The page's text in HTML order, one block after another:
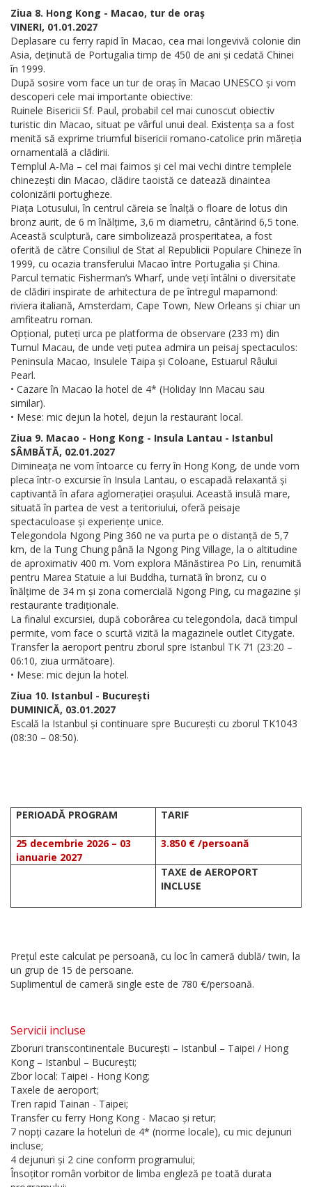
Ziua 8. Hong Kong - Macao, tur de oraș
VINERI, 01.01.2027
Deplasare cu ferry rapid în Macao, cea mai longevivă colonie din
Asia, deținută de Portugalia timp de 450 de ani și cedată Chinei
în 1999.
După sosire vom face un tur de oraș în Macao UNESCO și vom
descoperi cele mai importante obiective:
Ruinele Bisericii Sf. Paul, probabil cel mai cunoscut obiectiv
turistic din Macao, situat pe vârful unui deal. Existența sa a fost
menită să exprime triumful bisericii romano-catolice prin măreția
ornamentală a clădirii.
Templul A-Ma – cel mai faimos și cel mai vechi dintre templele
chinezești din Macao, clădire taoistă ce datează dinaintea
colonizării portugheze.
Piața Lotusului, în centrul căreia se înalță o floare de lotus din
bronz aurit, de 6 m înălțime, 3,6 m diametru, cântărind 6,5 tone.
Această sculptură, care simbolizează prosperitatea, a fost
oferită de către Consiliul de Stat al Republicii Populare Chineze în
1999, cu ocazia transferului Macao între Portugalia și China.
Parcul tematic Fisherman’s Wharf, unde veți întâlni o diversitate
de clădiri inspirate de arhitectura de pe întregul mapamond:
riviera italiană, Amsterdam, Cape Town, New Orleans și chiar un
amfiteatru roman.
Opțional, puteți urca pe platforma de observare (233 m) din
Turnul Macau, de unde veți putea admira un peisaj spectaculos:
Peninsula Macao, Insulele Taipa și Coloane, Estuarul Râului
Pearl.
• Cazare în Macao la hotel de 4* (Holiday Inn Macau sau
similar).
• Mese: mic dejun la hotel, dejun la restaurant local.
Ziua 9. Macao - Hong Kong - Insula Lantau - Istanbul
SÂMBĂTĂ, 02.01.2027
Dimineața ne vom întoarce cu ferry în Hong Kong, de unde vom
pleca într-o excursie în Insula Lantau, o escapadă relaxantă și
captivantă în afara aglomerației orașului. Această insulă mare,
situată în partea de vest a teritoriului, oferă peisaje
spectaculoase și experiențe unice.
Telegondola Ngong Ping 360 ne va purta pe o distanță de 5,7
km, de la Tung Chung până la Ngong Ping Village, la o altitudine
de aproximativ 400 m. Vom explora Mănăstirea Po Lin, renumită
pentru Marea Statuie a lui Buddha, turnată în bronz, cu o
înălțime de 34 m și zona comercială Ngong Ping, cu magazine și
restaurante tradiționale.
La finalul excursiei, după coborârea cu telegondola, dacă timpul
permite, vom face o scurtă vizită la magazinele outlet Citygate.
Transfer la aeroport pentru zborul spre Istanbul TK 71 (23:20 –
06:10, ziua următoare).
• Mese: mic dejun la hotel.
Ziua 10. Istanbul - București
DUMINICĂ, 03.01.2027
Escală la Istanbul și continuare spre București cu zborul TK1043
(08:30 – 08:50).
PERIOADĂ PROGRAM TARIF
25 decembrie 2026 – 03
ianuarie 2027
3.850 €/persoană
TAXE de AEROPORT
INCLUSE
Prețul este calculat pe persoană, cu loc în cameră dublă/ twin, la
un grup de 15 de persoane.
Suplimentul de cameră single este de 780 €/persoană.
Servicii incluse
Zboruri transcontinentale București – Istanbul – Taipei / Hong
Kong – Istanbul – București;
Zbor local: Taipei - Hong Kong;
Taxele de aeroport;
Tren rapid Tainan - Taipei;
Transfer cu ferry Hong Kong - Macao și retur;
7 nopți cazare la hoteluri de 4* (norme locale), cu mic dejunuri
incluse;
4 dejunuri și 2 cine conform programului;
Însoțitor român vorbitor de limba engleză pe toată durata